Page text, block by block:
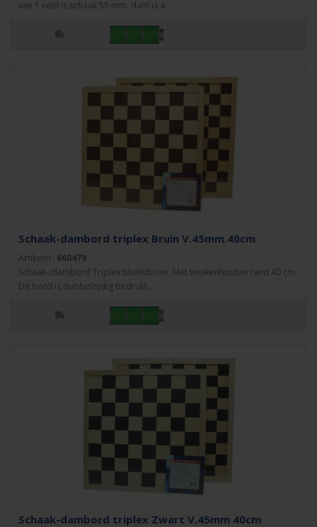
van 1 veld is schaak 55 mm. dam is 4..
Schaak-dambord triplex Bruin V.45mm.40cm
Artikelnr: 660479
Schaak-/dambord Triplex blank/bruin. Met beukenhouten rand 40 cm.
Dit bord is dubbelzijdig bedrukt,..
Schaak-dambord triplex Zwart V.45mm 40cm